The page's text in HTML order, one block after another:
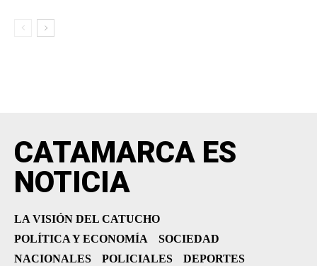
CATAMARCA ES
NOTICIA
LA VISIÓN DEL CATUCHO
POLÍTICA Y ECONOMÍA
SOCIEDAD
NACIONALES
POLICIALES
DEPORTES